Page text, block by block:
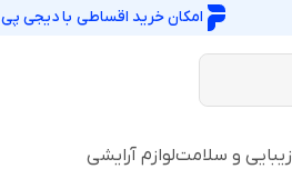
امکان خرید اقساطی بادیجی پی
زیبایی و سلامتلوازم آرایشی